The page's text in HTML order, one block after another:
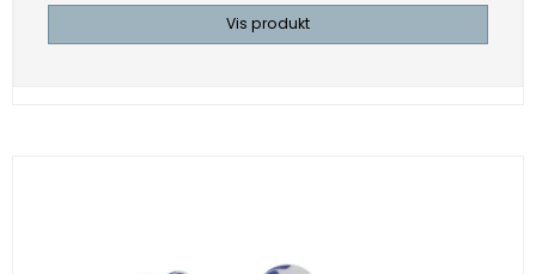
Vis produkt